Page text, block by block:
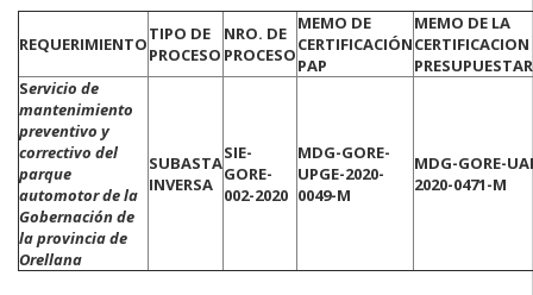
REQUERIMIENTOTIPO DE
PROCESO
NRO. DE
PROCESO
MEMO DE
CERTIFICACIÓN
PAP
MEMO DE LA
CERTIFICACION
Servicio de
mantenimiento
preventivo y
correctivo del
parque
automotor de la
Gobernación de
la provincia de
Orellana
SUBASTA
INVERSA
SIE-
GORE-
002-2020
MDG-GORE-
UPGE-2020-
0049-M
MDG-GORE-
2020-0471-M